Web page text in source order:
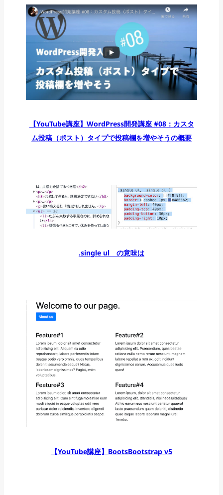
【YouTube講座】WordPress開発講座 #08：カスタ
ム投稿（ポスト）タイプで投稿欄を増やそうの概要
.single ul の意味は
【YouTube講座】BootsBootstrap v5